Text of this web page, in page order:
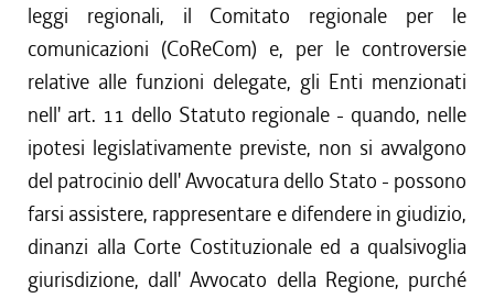
leggi regionali, il Comitato regionale per le
comunicazioni (CoReCom) e, per le controversie
relative alle funzioni delegate, gli Enti menzionati
nell' art. 11 dello Statuto regionale - quando, nelle
ipotesi legislativamente previste, non si avvalgono
del patrocinio dell' Avvocatura dello Stato - possono
farsi assistere, rappresentare e difendere in giudizio,
dinanzi alla Corte Costituzionale ed a qualsivoglia
giurisdizione, dall' Avvocato della Regione, purché